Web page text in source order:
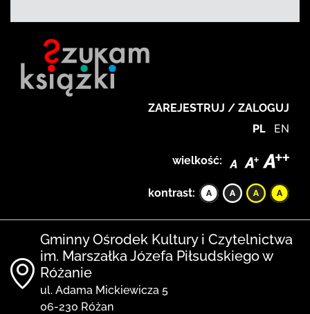
ZAREJESTRUJ / ZALOGUJ
PL EN
wielkość:
kontrast:
Gminny Ośrodek Kultury i Czytelnictwa
im. Marszałka Józefa Piłsudskiego w
Różanie
ul. Adama Mickiewicza 5
06-230 Różan